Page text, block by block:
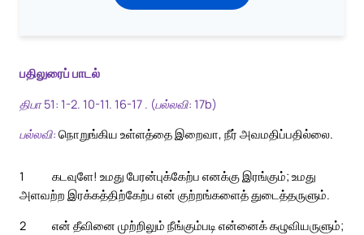
பதிலுரைப் பாடல்
திபா 51: 1-2. 10-11. 16-17 . (பல்லவி: 17b)
பல்லவி: நொறுங்கிய உள்ளத்தை இறைவா, நீர் அவமதிப்பதில்லை.
1
கடவுளே! உமது பேரன்புக்கேற்ப எனக்கு இரங்கும்; உமது
அளவற்ற இரக்கத்திற்கேற்ப என் குற்றங்களைத் துடைத்தருளும்.
2
என் தீவினை முற்றிலும் நீங்கும்படி என்னைக் கழுவியருளும்;